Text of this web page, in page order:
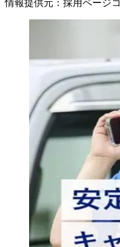
情報提供元 ： 採用ページ